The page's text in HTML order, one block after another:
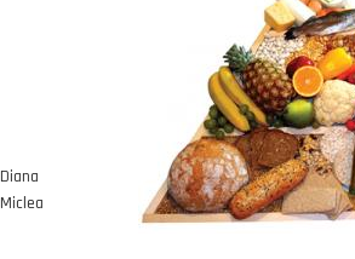
Diana
Miclea